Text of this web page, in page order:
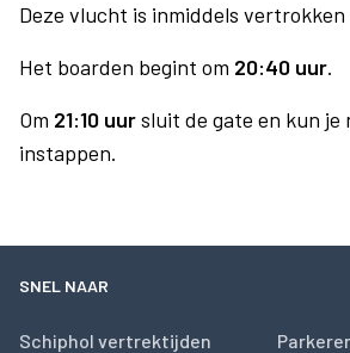
Deze vlucht is inmiddels vertrokken
Het boarden begint om 20:40 uur.
Om 21:10 uursluit de gate en kun je
instappen.
SNEL NAAR
Schiphol vertrektijden